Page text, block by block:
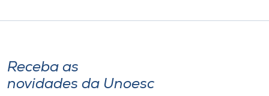
Receba as
novidades da Unoesc